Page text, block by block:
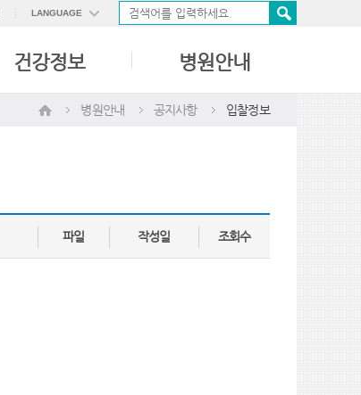
LANGUAGE
中國語
건강정보 병원안내
병원안내 공지사항 입찰정보
파일 작성일 조회수